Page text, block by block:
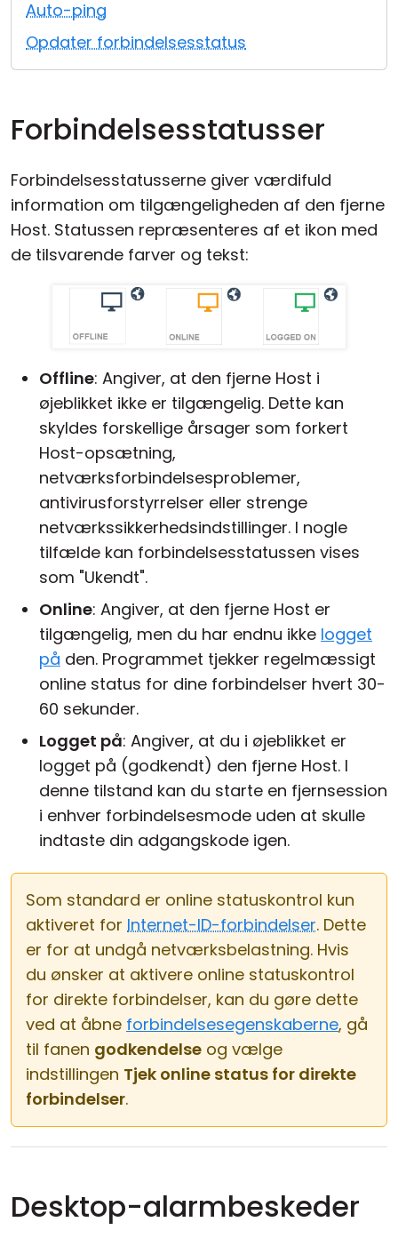
Auto-ping
Opdater forbindelsesstatus
Forbindelsesstatusser
Forbindelsesstatusserne giver værdifuld
information om tilgængeligheden af den fjerne
Host. Statussen repræsenteres af et ikon med
de tilsvarende farver og tekst:
Offline: Angiver, at den fjerne Host i
øjeblikket ikke er tilgængelig. Dette kan
skyldes forskellige årsager som forkert
Host-opsætning,
netværksforbindelsesproblemer,
antivirusforstyrrelser eller strenge
netværkssikkerhedsindstillinger. I nogle
tilfælde kan forbindelsesstatussen vises
som "Ukendt".
Online: Angiver, at den fjerne Host er
tilgængelig, men du har endnu ikke logget
på den. Programmet tjekker regelmæssigt
online status for dine forbindelser hvert 30-
60 sekunder.
Logget på: Angiver, at du i øjeblikket er
logget på (godkendt) den fjerne Host. I
denne tilstand kan du starte en fjernsession
i enhver forbindelsesmode uden at skulle
indtaste din adgangskode igen.
Som standard er online statuskontrol kun
aktiveret for Internet-ID-forbindelser. Dette
er for at undgå netværksbelastning. Hvis
du ønsker at aktivere online statuskontrol
for direkte forbindelser, kan du gøre dette
ved at åbne forbindelsesegenskaberne, gå
til fanen godkendelse og vælge
indstillingen Tjek online status for direkte
forbindelser.
Desktop-alarmbeskeder
Cloud og Lokalt